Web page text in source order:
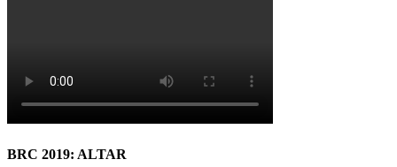
BRC 2019: ALTAR